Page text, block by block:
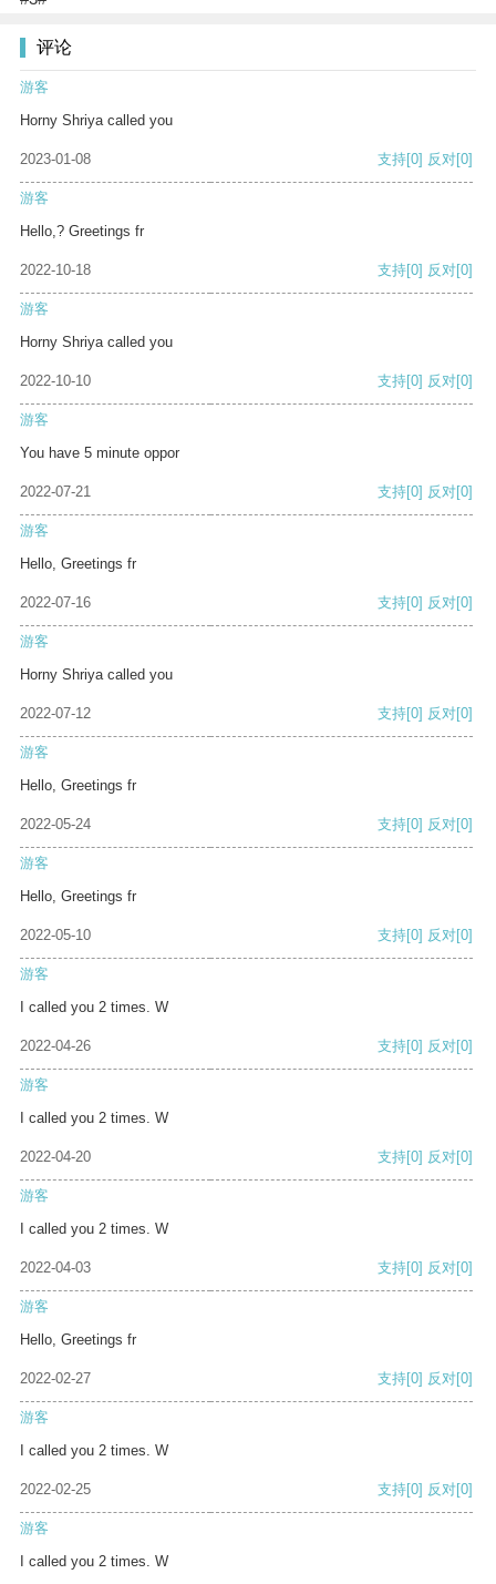
评论
游客
Horny Shriya called you
2023-01-08 支持[0] 反对[0]
游客
Hello,? Greetings fr
2022-10-18 支持[0] 反对[0]
游客
Horny Shriya called you
2022-10-10 支持[0] 反对[0]
游客
You have 5 minute oppor
2022-07-21 支持[0] 反对[0]
游客
Hello, Greetings fr
2022-07-16 支持[0] 反对[0]
游客
Horny Shriya called you
2022-07-12 支持[0] 反对[0]
游客
Hello, Greetings fr
2022-05-24 支持[0] 反对[0]
游客
Hello, Greetings fr
2022-05-10 支持[0] 反对[0]
游客
I called you 2 times. W
2022-04-26 支持[0] 反对[0]
游客
I called you 2 times. W
2022-04-20 支持[0] 反对[0]
游客
I called you 2 times. W
2022-04-03 支持[0] 反对[0]
游客
Hello, Greetings fr
2022-02-27 支持[0] 反对[0]
游客
I called you 2 times. W
2022-02-25 支持[0] 反对[0]
游客
I called you 2 times. W